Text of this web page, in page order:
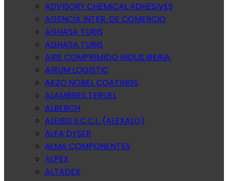
ADVISORY CHEMICAL ADHESIVES
AGENCIA INTER. DE COMERCIO
AGHASA TURIS
AGHASA TURIS
AIRE COMPRIMIDO INDUS.IBERIA.
AIRUM LOGISTIC
AKZO NOBEL COATINGS
ALAMBRES TERUEL
ALBERCH
ALEISSI S.C.C.L. (ALEXALO)
ALFA DYSER
ALMA COMPONENTES
ALPEX
ALTADEX